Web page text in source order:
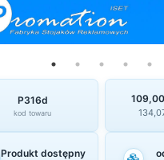
P316d
kod towaru
109,00
Produkt dostępny